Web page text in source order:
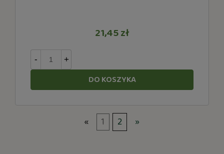
21,45 zł
- +
DO KOSZYKA
« 1 2 »